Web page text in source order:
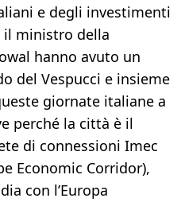
e degli investimenti
il ministro della
hanno avuto un
del Vespucci e insieme
giornate italiane a
perché la città è il
di connessioni Imec
Economic Corridor),
con l’Europa